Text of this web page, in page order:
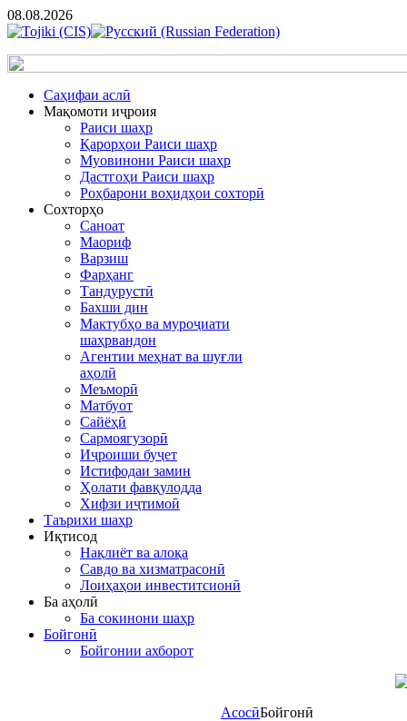
08.08.2026
Cаҳифаи аслӣ
Мақомоти иҷроия
Раиси шаҳр
Қарорҳои Раиси шаҳр
Муовинони Раиси шаҳр
Дастгоҳи Раиси шаҳр
Роҳбарони воҳидҳои сохторӣ
Сохторҳо
Саноат
Маориф
Варзиш
Фарҳанг
Тандурустӣ
Бахши дин
Мактубҳо ва муроҷиати
шаҳрвандон
Агентии меҳнат ва шуғли
аҳолӣ
Меъморӣ
Матбуот
Сайёҳӣ
Сармоягузорӣ
Иҷроиши буҷет
Истифодаи замин
Ҳолати фавқулодда
Хифзи иҷтимоӣ
Таърихи шаҳр
Иқтисод
Нақлиёт ва алоқа
Савдо ва хизматрасонӣ
Лоиҳаҳои инвеститсионӣ
Ба аҳолӣ
Ба сокинони шаҳр
Бойгонӣ
Бойгонии ахборот
АсосӣБойгонӣ